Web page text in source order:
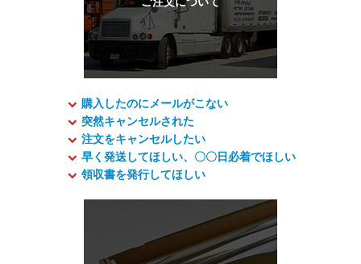
購入したのにメールがこない
突然キャンセルされた
注文をキャンセルしたい
早く発送してほしい、〇〇日必着でほしい
領収書を発行してほしい